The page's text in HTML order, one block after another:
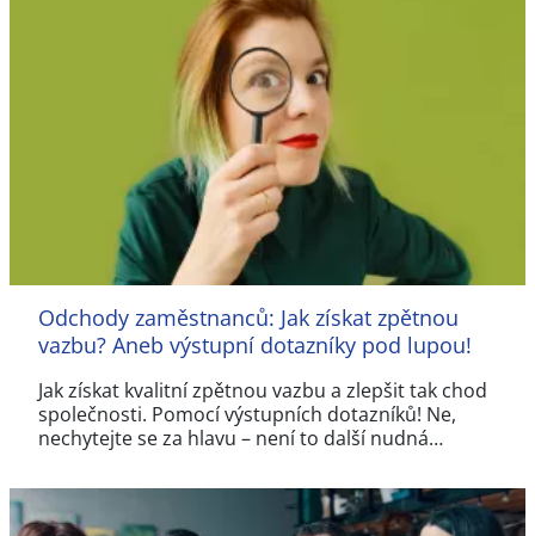
Odchody zaměstnanců: Jak získat zpětnou
vazbu? Aneb výstupní dotazníky pod lupou!
Jak získat kvalitní zpětnou vazbu a zlepšit tak chod
společnosti. Pomocí výstupních dotazníků! Ne,
nechytejte se za hlavu – není to další nudná…